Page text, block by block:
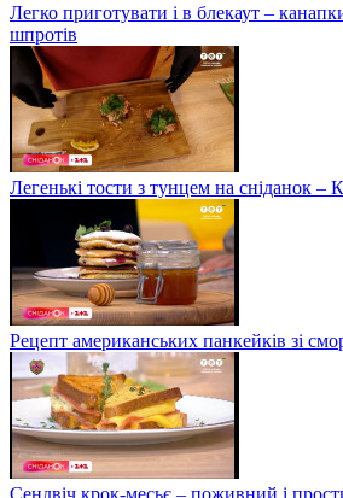
Легко приготувати і в блекаут –
шпротів
Легенькі тости з тунцем на сніданок –
Рецепт американських панкейків зі
Сендвіч крок-месьє – поживний і